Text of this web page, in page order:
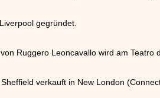
gegründet.
Ruggero Leoncavallo wird am Teatro
verkauft in New London